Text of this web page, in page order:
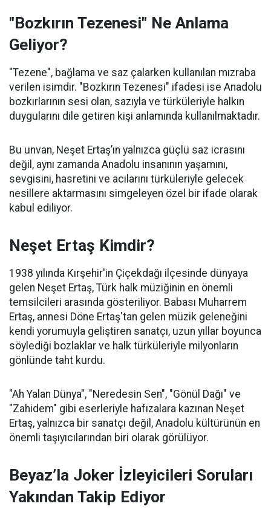
"Bozkırın Tezenesi" Ne Anlama
Geliyor?
"Tezene", bağlama ve saz çalarken kullanılan mızraba
verilen isimdir. "Bozkırın Tezenesi" ifadesi ise Anadolu
bozkırlarının sesi olan, sazıyla ve türküleriyle halkın
duygularını dile getiren kişi anlamında kullanılmaktadır.
Bu unvan, Neşet Ertaş’ın yalnızca güçlü saz icrasını
değil, aynı zamanda Anadolu insanının yaşamını,
sevgisini, hasretini ve acılarını türküleriyle gelecek
nesillere aktarmasını simgeleyen özel bir ifade olarak
kabul ediliyor.
Neşet Ertaş Kimdir?
1938 yılında Kırşehir'in Çiçekdağı ilçesinde dünyaya
gelen Neşet Ertaş, Türk halk müziğinin en önemli
temsilcileri arasında gösteriliyor. Babası Muharrem
Ertaş, annesi Döne Ertaş'tan gelen müzik geleneğini
kendi yorumuyla geliştiren sanatçı, uzun yıllar boyunca
söylediği bozlaklar ve halk türküleriyle milyonların
gönlünde taht kurdu.
"Ah Yalan Dünya", "Neredesin Sen", "Gönül Dağı" ve
"Zahidem" gibi eserleriyle hafızalara kazınan Neşet
Ertaş, yalnızca bir sanatçı değil, Anadolu kültürünün en
önemli taşıyıcılarından biri olarak görülüyor.
Beyaz’la Joker İzleyicileri Soruları
Yakından Takip Ediyor